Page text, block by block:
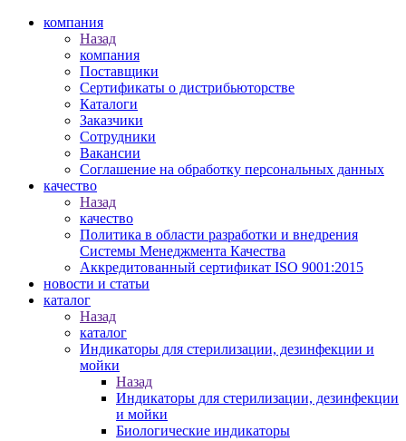
компания
Назад
компания
Поставщики
Сертификаты о дистрибьюторстве
Каталоги
Заказчики
Сотрудники
Вакансии
Соглашение на обработку персональных данных
качество
Назад
качество
Политика в области разработки и внедрения
Системы Менеджмента Качества
Аккредитованный сертификат ISO 9001:2015
новости и статьи
каталог
Назад
каталог
Индикаторы для стерилизации, дезинфекции и
мойки
Назад
Индикаторы для стерилизации, дезинфекции
и мойки
Биологические индикаторы